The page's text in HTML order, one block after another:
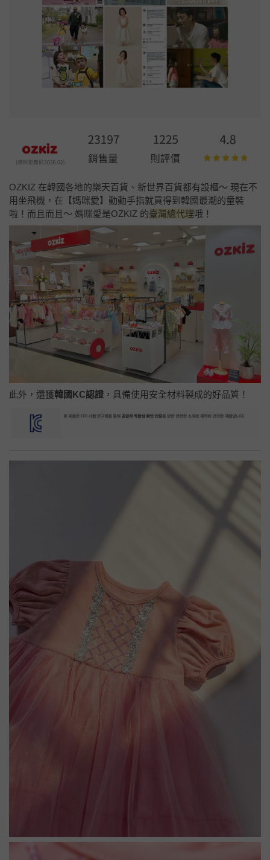
OZKIZ 在韓國各地的樂天百貨、新世界百貨都有設櫃～ 現在不
用坐飛機，在【媽咪愛】動動手指就買得到韓國最潮的童裝
啦！而且而且～ 媽咪愛是OZKIZ 的臺灣總代理哦！
此外，還獲韓國KC認證 ，具備使用安全材料製成的好品質！